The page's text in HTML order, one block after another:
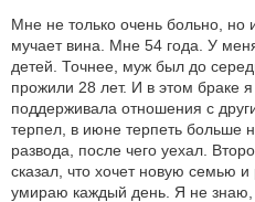
Мне не только очень больно,
мучает вина. Мне 54 года. У
детей. Точнее, муж был до
прожили 28 лет. И в этом браке
поддерживала отношения с
терпел, в июне терпеть больше
развода, после чего уехал.
сказал, что хочет новую семью
умираю каждый день. Я не знаю,